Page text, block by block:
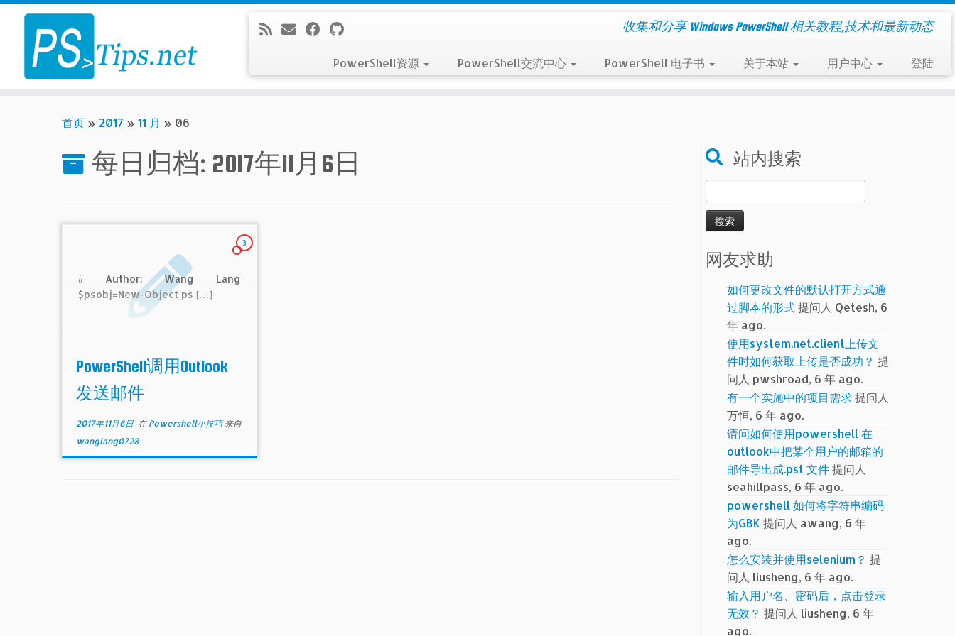
Skip
content
收集和分享 Windows PowerShell 相关教程,技术和最新动态
PowerShell资源 PowerShell交流中心 PowerShell 电子书 关于本站 用户中心 登陆
首页 » 2017 » 11 月 » 06
每日归档: 2017年11月6日
3
# Author: Wang Lang
$psobj=New-Object ps […]
PowerShell调用Outlook
发送邮件
2017年11月6日 在 Powershell小技巧来自
wanglang0728
站内搜索
索：
网友求助
如何更改文件的默认打开方式通
过脚本的形式提问人 Qetesh, 6
年 ago.
使用system.net.client上传文
件时如何获取上传是否成功？ 提
问人 pwshroad, 6 年 ago.
有一个实施中的项目需求提问人
万恒, 6 年 ago.
请问如何使用powershell 在
outlook中把某个用户的邮箱的
邮件导出成.pst 文件提问人
seahillpass, 6 年 ago.
powershell 如何将字符串编码
为GBK 提问人 awang, 6 年
ago.
怎么安装并使用selenium？ 提
问人 liusheng, 6 年 ago.
输入用户名、密码后，点击登录
无效？ 提问人 liusheng, 6 年
ago.